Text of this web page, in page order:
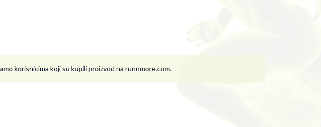
korisnicima koji su kupili proizvod na runnmore.com.